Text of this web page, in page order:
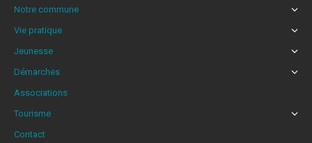
Notre commune
Vie pratique
Jeunesse
Démarches
Associations
Tourisme
Contact